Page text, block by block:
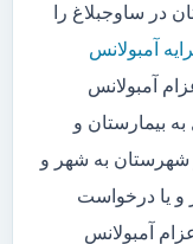
در ساوجبلاغ را
آمبولانس
آمبولانس
بیمارستان و
شهرستان به شهر و
و یا درخواست
آمبولانس